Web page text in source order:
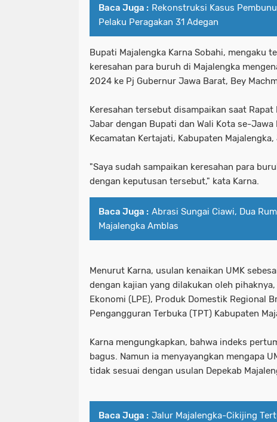
Baca Juga : Rekonstruksi Kasus
Pelaku Peragakan 31 Adegan
Bupati Majalengka Karna Sobahi, mengaku
keresahan para buruh di Majalengka
2024 ke Pj Gubernur Jawa Barat, Bey
Keresahan tersebut disampaikan saat
Jabar dengan Bupati dan Wali Kota se-
Kecamatan Kertajati, Kabupaten
"Saya sudah sampaikan keresahan para
dengan keputusan tersebut," kata Karna.
Baca Juga : Abrasi Sungai Ciawi, Dua
Majalengka Amblas
Menurut Karna, usulan kenaikan UMK
dengan kajian yang dilakukan oleh
Ekonomi (LPE), Produk Domestik Regional
Pengangguran Terbuka (TPT) Kabupaten
Karna mengungkapkan, bahwa indeks
bagus. Namun ia menyayangkan mengapa
tidak sesuai dengan usulan Depekab
Baca Juga : Jalur Majalengka-Cikijing